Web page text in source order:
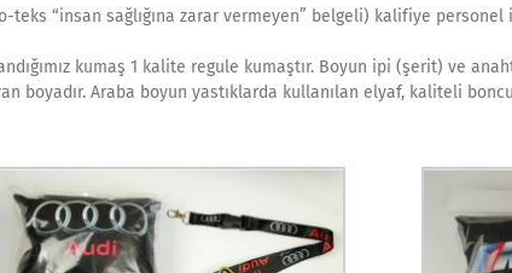
“insan sağlığına zarar vermeyen” belgeli) kalifiye
kumaş 1 kalite regule kumaştır. Boyun ipi (şerit) ve
boyadır. Araba boyun yastıklarda kullanılan elyaf, kaliteli